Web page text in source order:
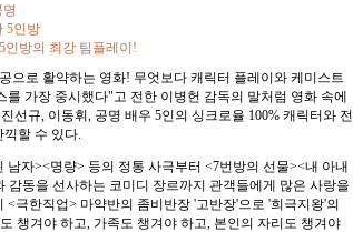
명
5인방
인방의 최강 팀플레이!
으로 활약하는 영화! 무엇보다 캐릭터 플레이와 케미스트
를 가장 중시했다"고 전한 이병헌 감독의 말처럼 영화 속에
선규, 이동휘, 공명 배우 5인의 싱크로율 100% 캐릭터와 전
할 수 있다.
남자><명량> 등의 정통 사극부터 <7번방의 선물><내 아내
감동을 선사하는 코미디 장르까지 관객들에게 많은 사랑을
<극한직업> 마약반의 좀비반장 '고반장'으로 '희극지왕'의
챙겨야 하고, 가족도 챙겨야 하고, 본인의 자리도 챙겨야